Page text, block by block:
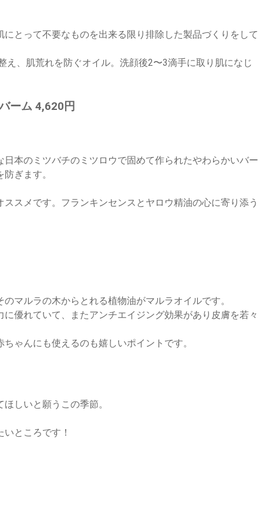
とって不要なものを出来る限り排除した製品づくりをして
、肌荒れを防ぐオイル。洗顔後2〜3滴手に取り肌になじ
ーム 4,620円
本のミツバチのミツロウで固めて作られたやわらかいバー
ぎます。
スメです。フランキンセンスとヤロウ精油の心に寄り添う
マルラの木からとれる植物油がマルラオイルです。
優れていて、またアンチエイジング効果があり皮膚を若々
ゃんにも使えるのも嬉しいポイントです。
しいと願うこの季節。
ところです！